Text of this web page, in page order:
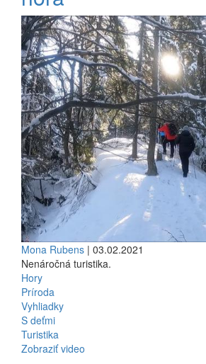
Mona Rubens | 03.02.2021
Nenáročná turistika.
Hory
Príroda
Vyhliadky
S deťmi
Turistika
Zobraziť video